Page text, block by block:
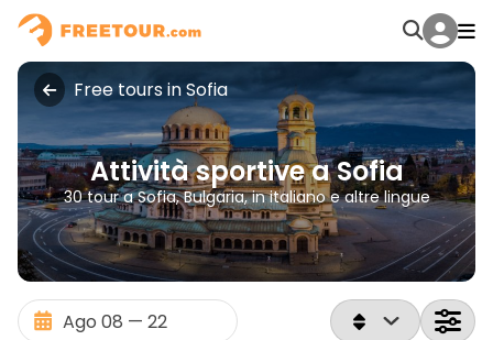
Free tours in Sofia
Attività sportive a Sofia
30 tour a Sofia, Bulgaria, in italiano e altre lingue